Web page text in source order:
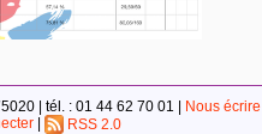
| tél. : 01 44 62 70 01 |
Nous écrire
RSS 2.0